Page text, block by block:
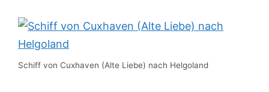
Schiff von Cuxhaven (Alte Liebe) nach Helgoland